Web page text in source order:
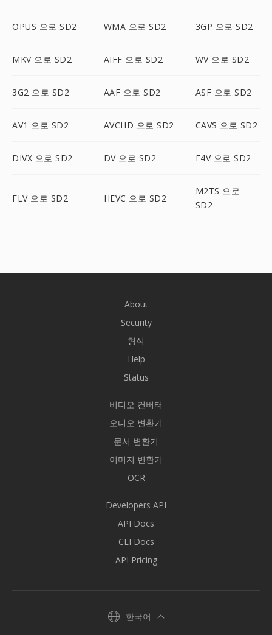
OPUS 으로 SD2 WMA 으로 SD2 3GP 으로 SD2
MKV 으로 SD2 AIFF 으로 SD2 WV 으로 SD2
3G2 으로 SD2 AAF 으로 SD2 ASF 으로 SD2
AV1 으로 SD2 AVCHD 으로 SD2 CAVS 으로 SD2
DIVX 으로 SD2 DV 으로 SD2 F4V 으로 SD2
FLV 으로 SD2 HEVC 으로 SD2
M2TS 으로
SD2
About
Security
형식
Help
Status
비디오 컨버터
오디오 변환기
문서 변환기
이미지 변환기
OCR
Developers API
API Docs
CLI Docs
API Pricing
한국어